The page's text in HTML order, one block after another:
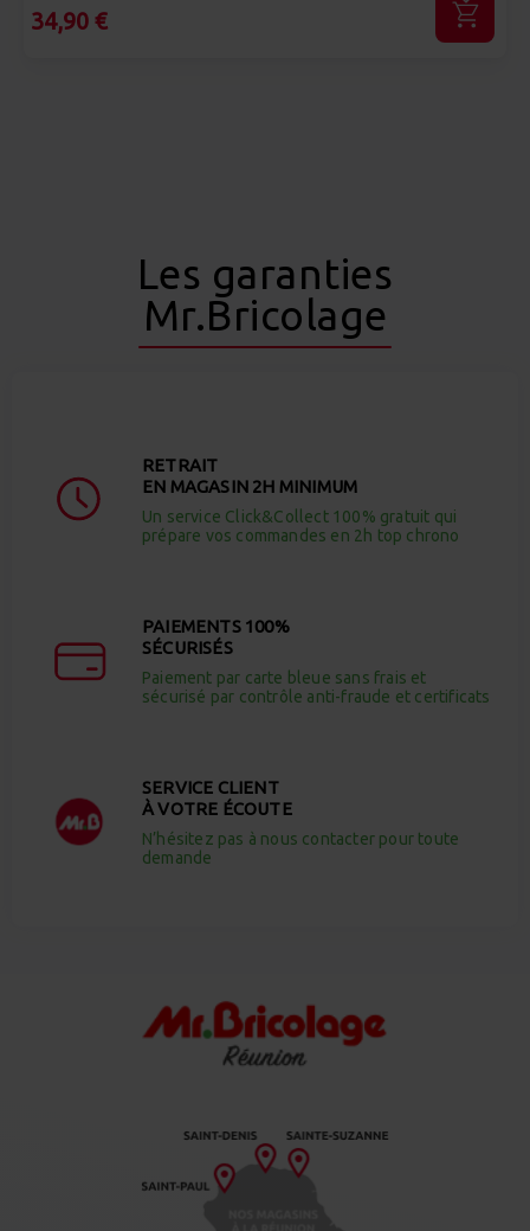
34,90 €
Les garanties
Mr.Bricolage
RETRAIT
EN MAGASIN 2H MINIMUM
Un service Click&Collect 100% gratuit qui
prépare vos commandes en 2h top chrono
PAIEMENTS 100%
SÉCURISÉS
Paiement par carte bleue sans frais et
sécurisé par contrôle anti-fraude et certificats
SERVICE CLIENT
À VOTRE ÉCOUTE
N’hésitez pas à nous contacter pour toute
demande